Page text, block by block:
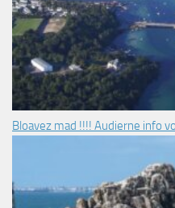
Bloavez mad !!!! Audierne info